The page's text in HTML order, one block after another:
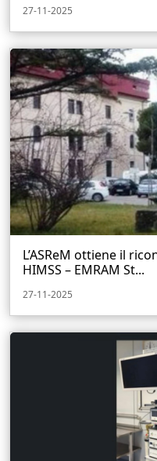
27-11-2025
L’ASReM ottiene il
HIMSS – EMRAM St...
27-11-2025